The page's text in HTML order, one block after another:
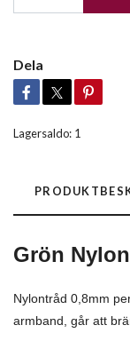
Dela
Lagersaldo: 1
Grön
Nylontråd 0,8mm
armband, går att